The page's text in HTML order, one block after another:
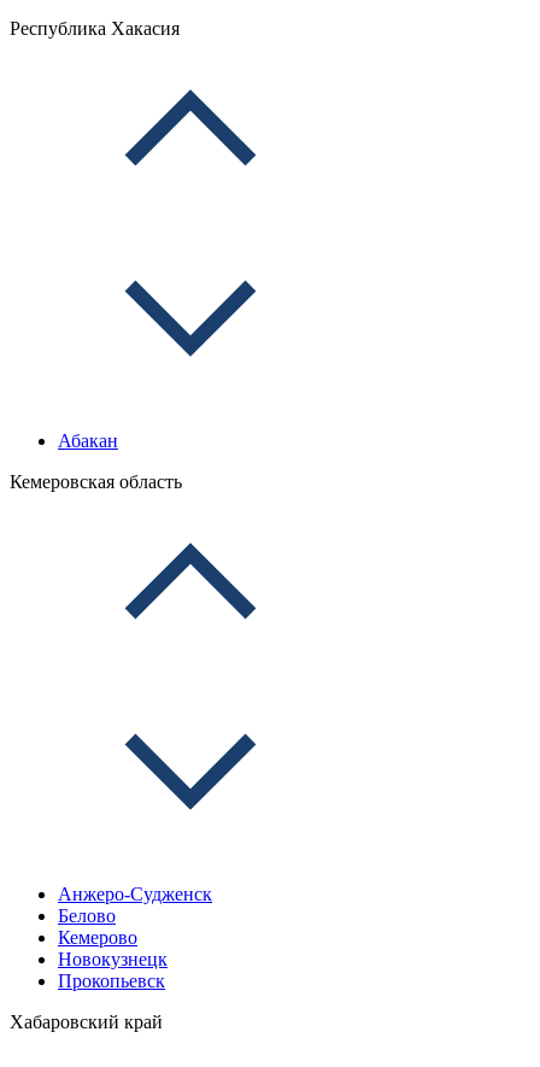
Республика Хакасия
Абакан
Кемеровская область
Анжеро-Судженск
Белово
Кемерово
Новокузнецк
Прокопьевск
Хабаровский край